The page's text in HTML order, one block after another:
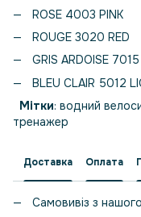
ROSE 4003 PINK
ROUGE 3020 RED
GRIS ARDOISE
BLEU CLAIR 5012
Мітки: водний
тренажер
Доставка Оплата
Самовивіз з